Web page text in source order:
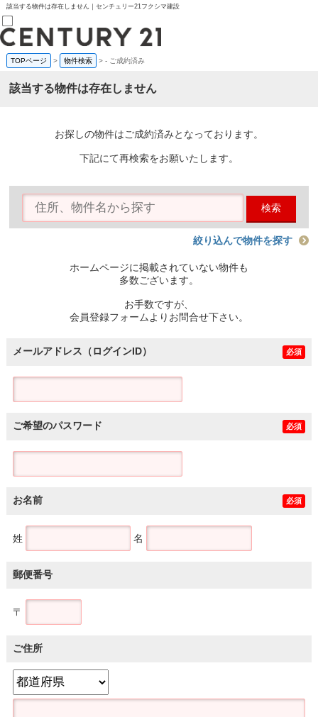
該当する物件は存在しません｜センチュリー21フクシマ建設
売買部
0120-800-844
賃貸部
会員メニュー
物件を探す
購入TOP
条件から探す
住宅ローン控除シミュレータ
TOPページ > 物件検索 >- ご成約済み
該当する物件は存在しません
お探しの物件はご成約済みとなっております。
下記にて再検索をお願いたします。
検索
絞り込んで物件を探す
ホームページに掲載されていない物件も
多数ございます。
お手数ですが、
会員登録フォームよりお問合せ下さい。
メールアドレス（ログインID） 必須
ご希望のパスワード 必須
お名前 必須
姓 名
郵便番号
〒
ご住所